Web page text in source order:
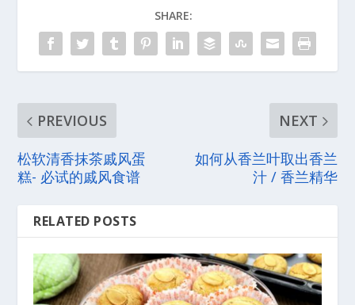
SHARE:
PREVIOUS
松软清香抹茶戚风蛋
糕- 必试的戚风食谱
NEXT
如何从香兰叶取出香兰
汁 / 香兰精华
RELATED POSTS